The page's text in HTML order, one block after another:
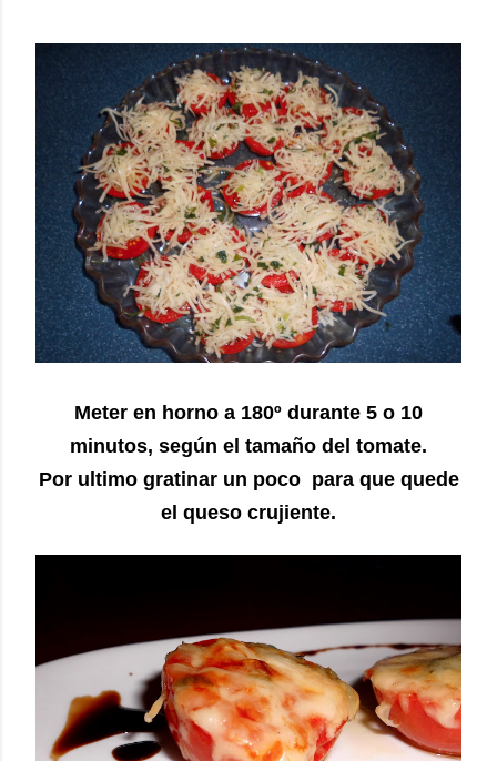
Meter en horno a 180º durante 5 o 10
minutos, según el tamaño del tomate.
Por ultimo gratinar un poco para que quede
el queso crujiente.